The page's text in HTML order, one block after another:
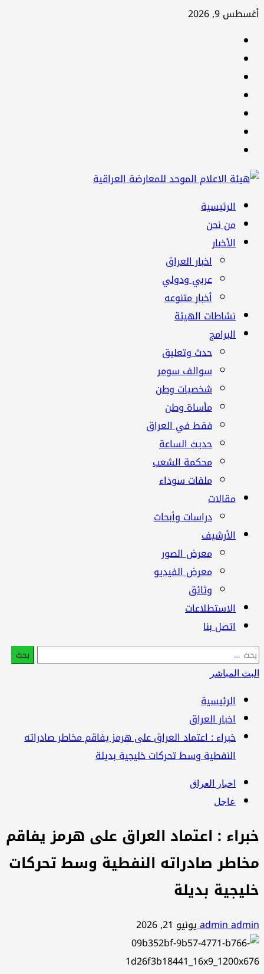
تخطي
أغسطس 9, 2026
القائمة
الرئيسية
الرئيسية
من نحن
الأخبار
اخبار العراق
عربي ودولي
أخبار متنوعه
نشاطات الهيئة
البرامج
حدث وتعليق
سوالف سومر
شخصيات وطن
مأساة وطن
فقط في العراق
حديث الساعة
محكمة الشعب
ملفات سوداء
مقالات
دراسات وأبحاث
الأرشيف
معرض الصور
معرض الفيديو
وثائق
الاستطلاعات
اتصل بنا
البحث
عن:
البث المباشر
الرئيسية
اخبار العراق
خبراء : اعتماد العراق على هرمز يفاقم مخاطر صادراته
النفطية وسط تحركات خليجية بديلة
اخبار العراق
عاجل
خبراء : اعتماد العراق على هرمز يفاقم
مخاطر صادراته النفطية وسط تحركات
خليجية بديلة
admin adminيونيو 21, 2026